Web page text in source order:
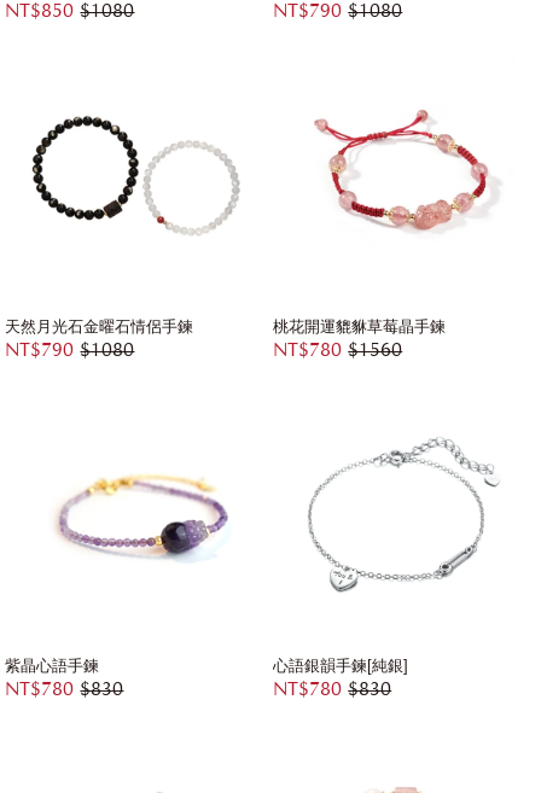
NT$850 $1080 NT$790 $1080
天然月光石金曜石情侶手鍊
NT$790 $1080
桃花開運貔貅草莓晶手鍊
NT$780 $1560
紫晶心語手鍊
NT$780 $830
心語銀韻手鍊[純銀]
NT$780 $830